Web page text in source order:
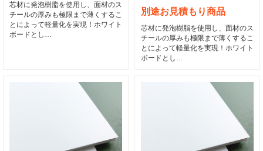
芯材に発泡樹脂を使用し、面材のス
チールの厚みも極限まで薄くするこ
とによって軽量化を実現！ホワイト
ボードとし…
別途お見積もり商品
芯材に発泡樹脂を使用し、面材のス
チールの厚みも極限まで薄くするこ
とによって軽量化を実現！ホワイト
ボードとし…